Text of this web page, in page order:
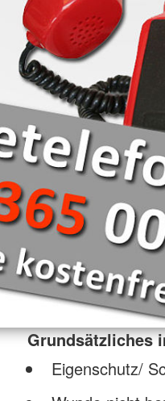
Grundsätzliches
Eigenschutz/